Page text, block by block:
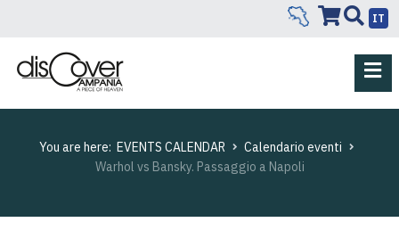
IT
You are here: EVENTS CALENDAR
Calendario eventi
Warhol vs Bansky. Passaggio a Napoli